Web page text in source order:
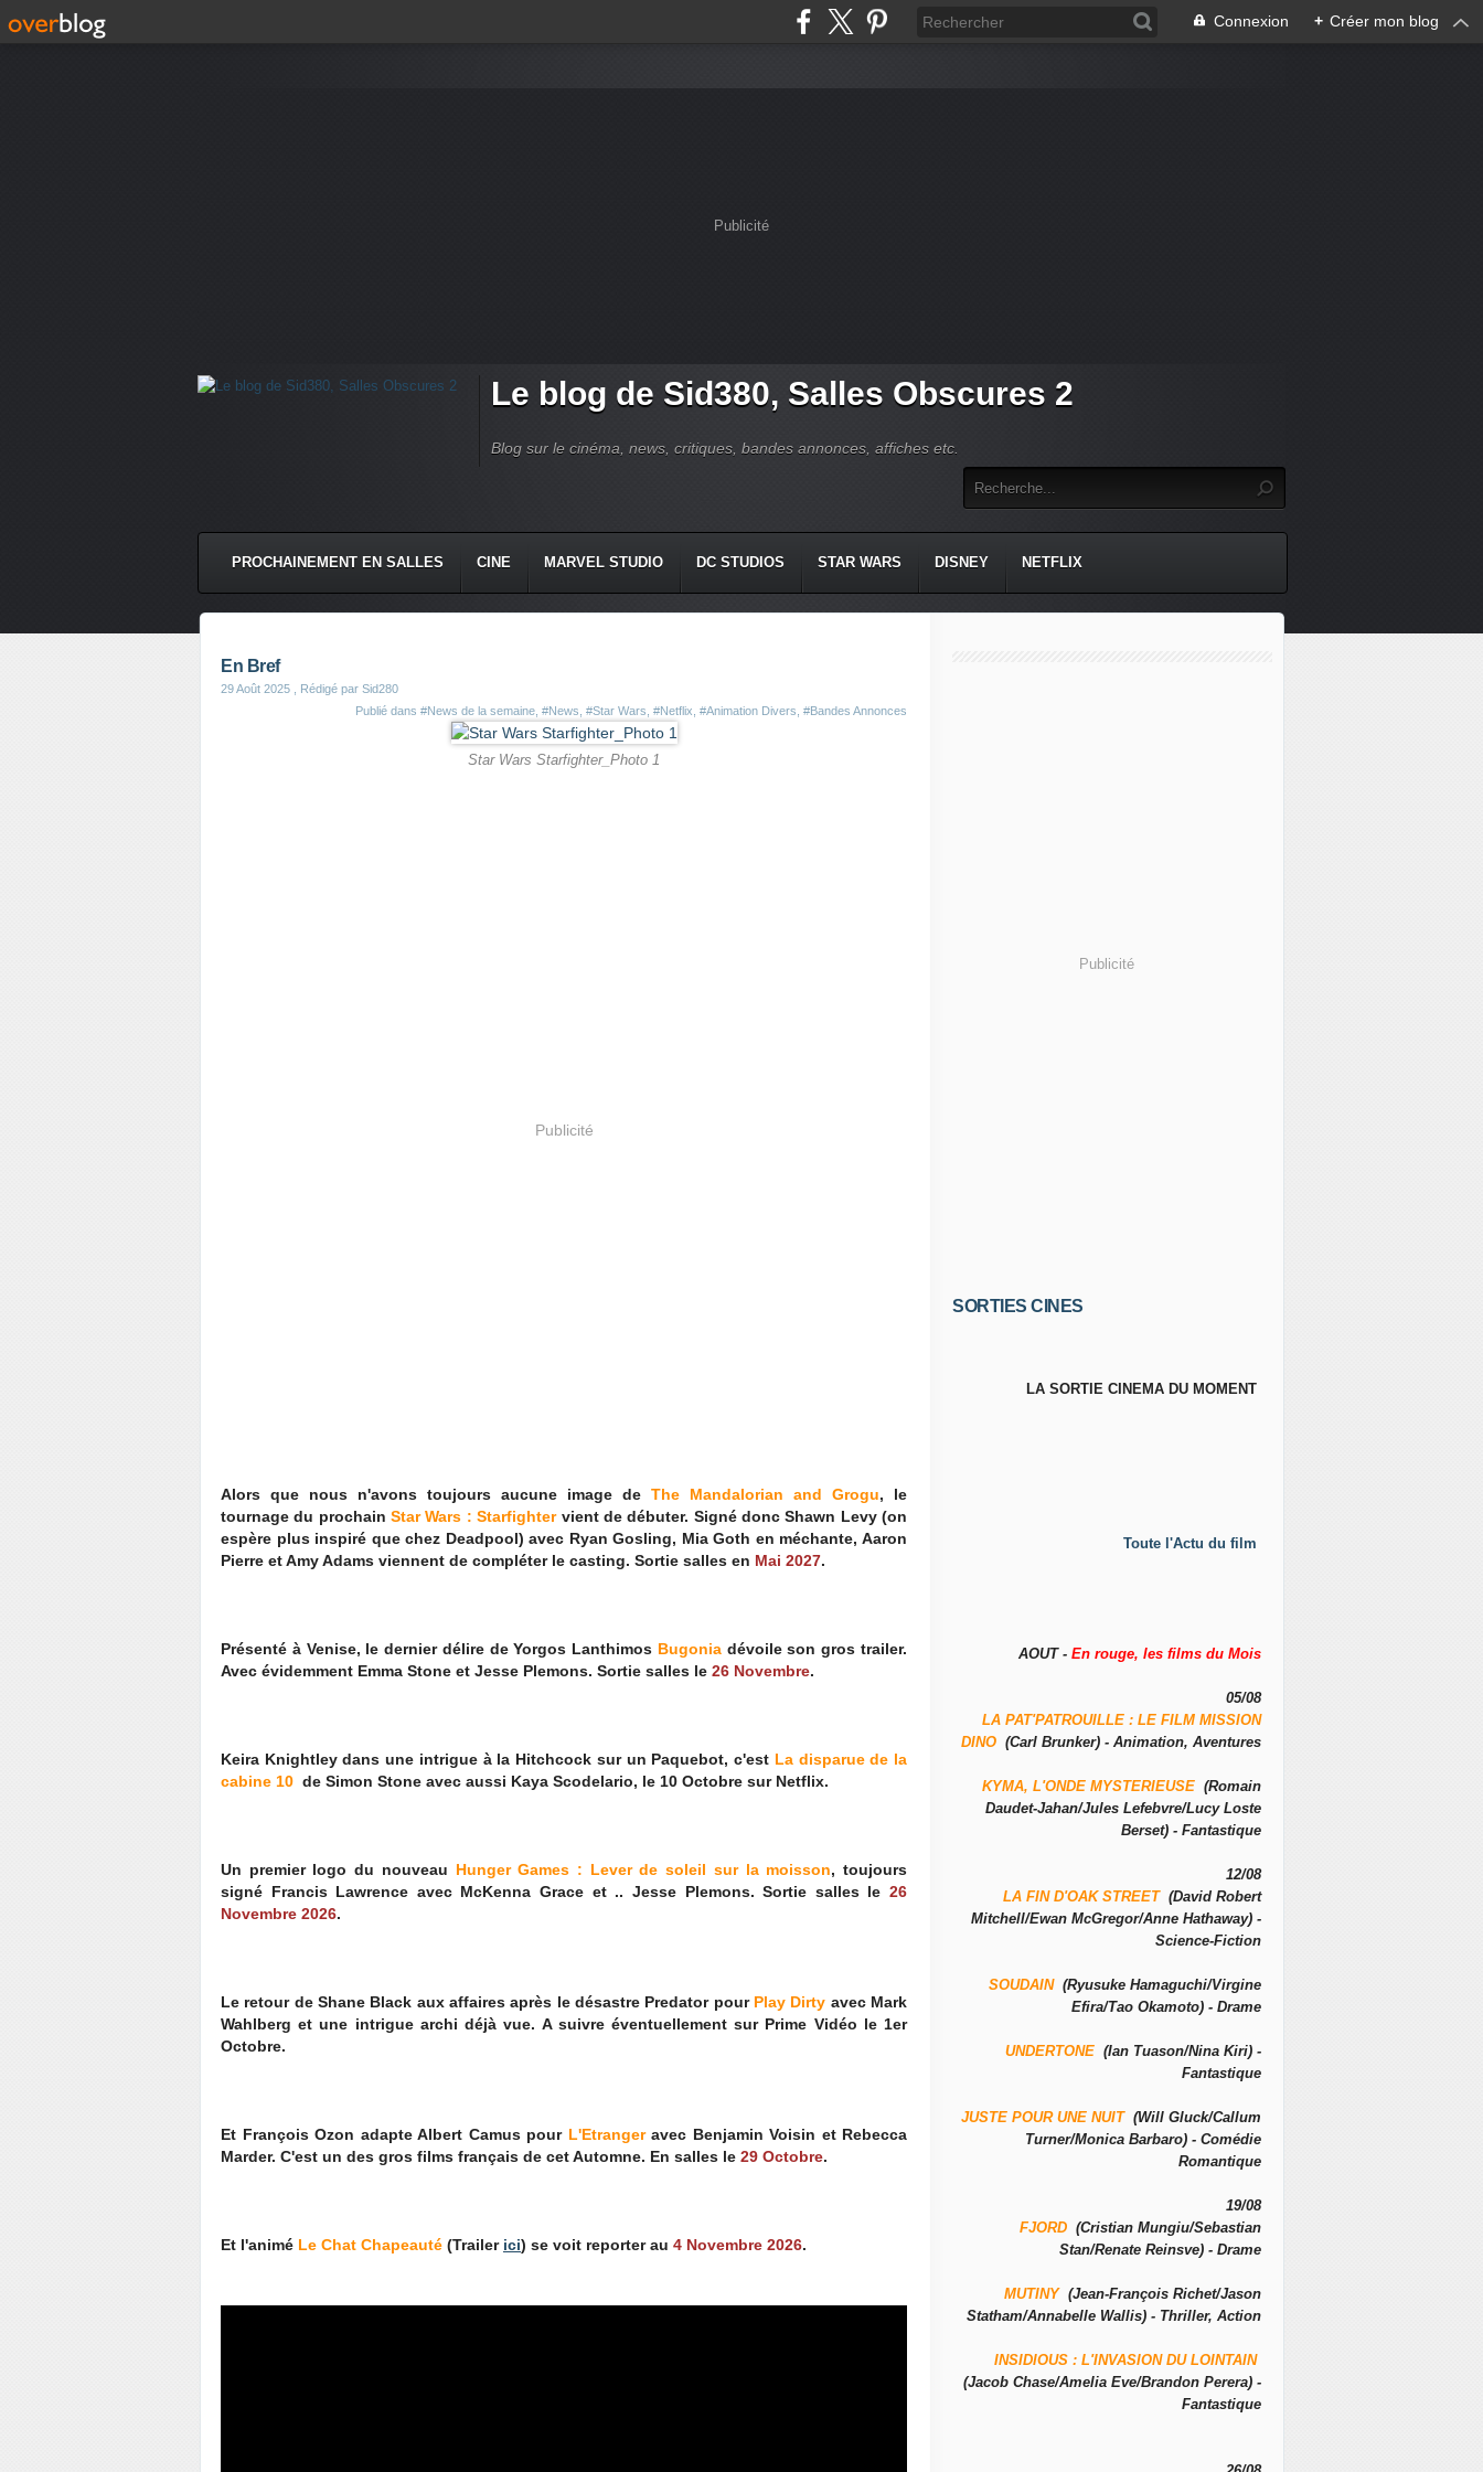
Connexion + Créer mon blog
Publicité
Le blog de Sid380, Salles Obscures 2
Blog sur le cinéma, news, critiques, bandes annonces, affiches etc.
PROCHAINEMENT EN SALLES CINE MARVEL STUDIO DC STUDIOS STAR WARS DISNEY NETFLIX
En Bref
29 Août 2025 , Rédigé par Sid280
Publié dans #News de la semaine #News #Star Wars #Netflix #Animation Divers #Bandes Annonces
Star Wars Starfighter_Photo 1
Publicité
Alors que nous n'avons toujours aucune image de The Mandalorian and Grogu, le
tournage du prochainStar Wars : Starfightervient de débuter. Signé donc Shawn Levy (on
espère plus inspiré que chez Deadpool) avec Ryan Gosling, Mia Goth en méchante, Aaron
Pierre et Amy Adams viennent de compléter le casting. Sortie salles en Mai 2027.
Présenté à Venise, le dernier délire de Yorgos Lanthimos Bugoniadévoile son gros trailer.
Avec évidemment Emma Stone et Jesse Plemons. Sortie salles le 26 Novembre.
Keira Knightley dans une intrigue à la Hitchcock sur un Paquebot, c'est La disparue de la
cabine 10 de Simon Stone avec aussi Kaya Scodelario, le 10 Octobre sur Netflix.
Un premier logo du nouveau Hunger Games : Lever de soleil sur la moisson, toujours
signé Francis Lawrence avec McKenna Grace et .. Jesse Plemons. Sortie salles le 26
Novembre 2026.
Le retour de Shane Black aux affaires après le désastre Predator pour Play Dirty avec Mark
Wahlberg et une intrigue archi déjà vue. A suivre éventuellement sur Prime Vidéo le 1er
Octobre.
Et François Ozon adapte Albert Camus pour L'Etrangeravec Benjamin Voisin et Rebecca
Marder. C'est un des gros films français de cet Automne. En salles le 29 Octobre.
Et l'animé Le Chat Chapeauté (Trailer ici) se voit reporter au 4 Novembre 2026.
Publicité
SORTIES CINES
LA SORTIE CINEMA DU MOMENT
Toute l'Actu du film
AOUT - En rouge, les films du Mois
05/08
LA PAT'PATROUILLE : LE FILM MISSION
DINO (Carl Brunker) - Animation, Aventures
KYMA, L'ONDE MYSTERIEUSE (Romain
Daudet-Jahan/Jules Lefebvre/Lucy Loste
Berset) - Fantastique
12/08
LA FIN D'OAK STREET(David Robert
Mitchell/Ewan McGregor/Anne Hathaway) -
Science-Fiction
SOUDAIN(Ryusuke Hamaguchi/Virgine
Efira/Tao Okamoto) - Drame
UNDERTONE (Ian Tuason/Nina Kiri) -
Fantastique
JUSTE POUR UNE NUIT(Will Gluck/Callum
Turner/Monica Barbaro) - Comédie
Romantique
19/08
FJORD (Cristian Mungiu/Sebastian
Stan/Renate Reinsve) - Drame
MUTINY(Jean-François Richet/Jason
Statham/Annabelle Wallis) - Thriller, Action
INSIDIOUS : L'INVASION DU LOINTAIN
(Jacob Chase/Amelia Eve/Brandon Perera) -
Fantastique